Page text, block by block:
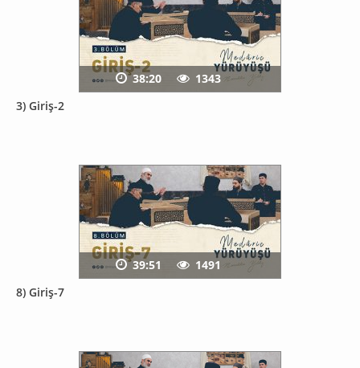
3) Giriş-2
38:20 1343
8) Giriş-7
39:51 1491